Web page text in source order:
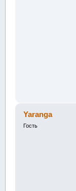
Yaranga
Гость